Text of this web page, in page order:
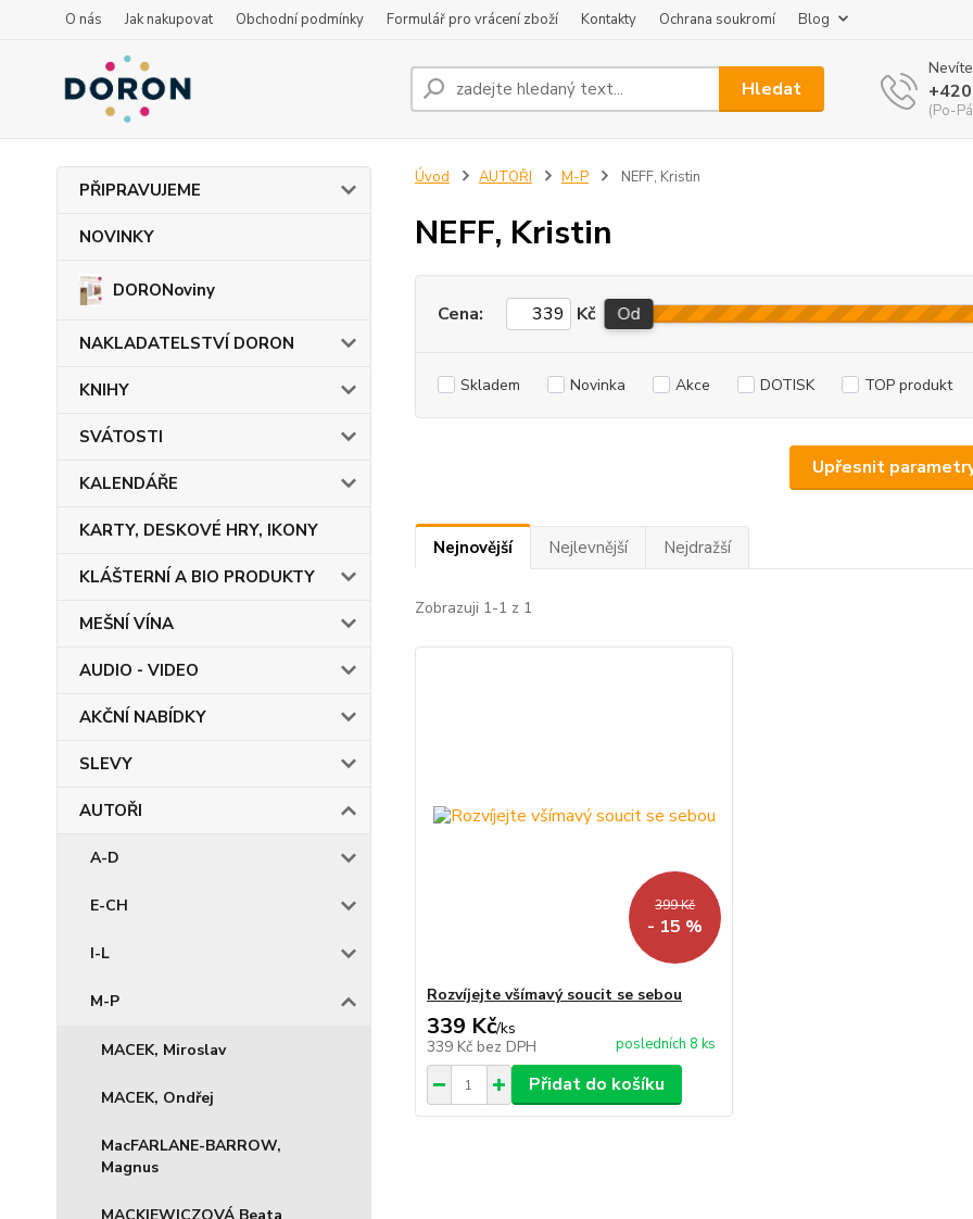
O nás Jak nakupovat Obchodní podmínky Formulář pro vrácení zboží Kontakty Ochrana soukromí Blog
Hledat
(Po-
PŘIPRAVUJEME
NOVINKY
DORONoviny
NAKLADATELSTVÍ DORON
KNIHY
SVÁTOSTI
KALENDÁŘE
KARTY, DESKOVÉ HRY, IKONY
KLÁŠTERNÍ A BIO PRODUKTY
MEŠNÍ VÍNA
AUDIO - VIDEO
AKČNÍ NABÍDKY
SLEVY
AUTOŘI
A-D
E-CH
I-L
M-P
MACEK, Miroslav
MACEK, Ondřej
MacFARLANE-BARROW,
Magnus
Úvod AUTOŘI M-P NEFF, Kristin
NEFF, Kristin
Upřesnit
Cena: Kč Od
Skladem Novinka Akce DOTISK TOP produkt
Nejnovější Nejlevnější Nejdražší
Zobrazuji 1-1 z 1
399 Kč
- 15 %
Rozvíjejte všímavý soucit se sebou
339 Kč/ks
339 Kč bez DPH posledních 8 ks
Přidat do košíku